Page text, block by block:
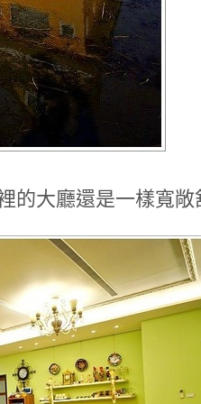
大廳還是一樣寬敞